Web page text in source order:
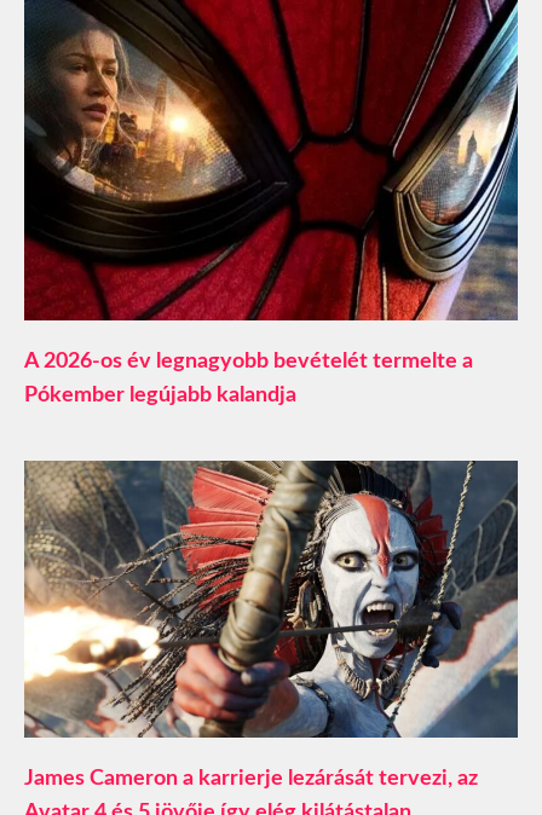
A 2026-os év legnagyobb bevételét termelte a
Pókember legújabb kalandja
James Cameron a karrierje lezárását tervezi, az